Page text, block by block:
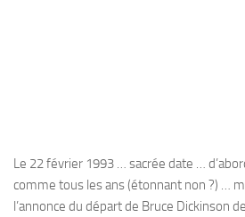
Le 22 février 1993 … sacrée date …
comme tous les ans (étonnant non ?) …
l’annonce du départ de Bruce Dickinson